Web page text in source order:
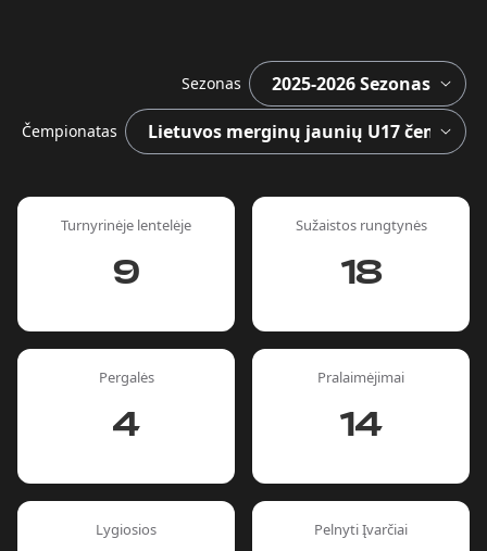
Sezonas
Čempionatas
Turnyrinėje lentelėje
9
Sužaistos rungtynės
18
Pergalės
4
Pralaimėjimai
14
Lygiosios Pelnyti Įvarčiai